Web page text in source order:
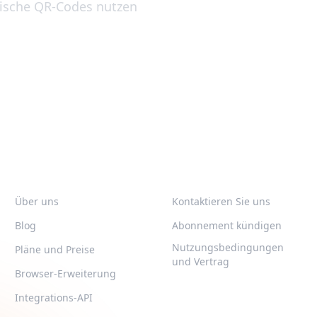
QR-Codes nutzen
Über uns
Blog
Pläne und Preise
Browser-Erweiterung
Integrations-API
Kontaktieren Sie uns
Abonnement kündigen
Nutzungsbedingungen
und Vertrag